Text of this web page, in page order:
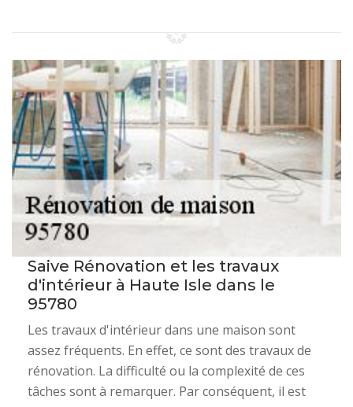
Saive Rénovation et les travaux
d'intérieur à Haute Isle dans le
95780
Les travaux d'intérieur dans une maison sont
assez fréquents. En effet, ce sont des travaux de
rénovation. La difficulté ou la complexité de ces
tâches sont à remarquer. Par conséquent, il est